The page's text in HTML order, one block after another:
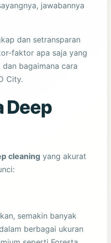
jawabannya
dan setransparan
faktor apa saja yang
bagaimana cara
City.
Deep
cleaning yang akurat
semakin banyak
berbagai ukuran